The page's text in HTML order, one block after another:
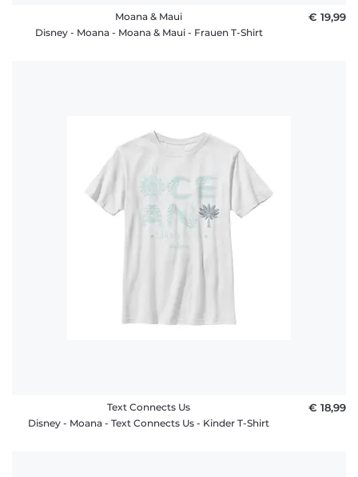
Moana & Maui
Disney - Moana - Moana & Maui - Frauen T-Shirt
€ 19,99
Text Connects Us
Disney - Moana - Text Connects Us - Kinder T-Shirt
€ 18,99